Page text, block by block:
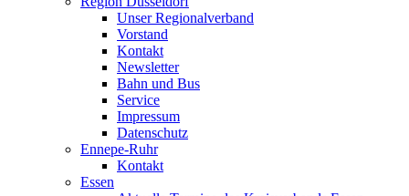
Unser Regionalverband
Vorstand
Kontakt
Newsletter
Bahn und Bus
Service
Impressum
Datenschutz
Ennepe-Ruhr
Kontakt
Essen